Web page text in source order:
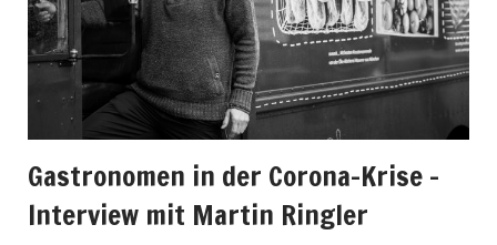
Gastronomen in der Corona-Krise –
Interview mit Martin Ringler